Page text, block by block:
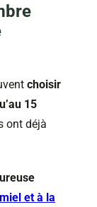
choisir
15
ont déjà
et à la